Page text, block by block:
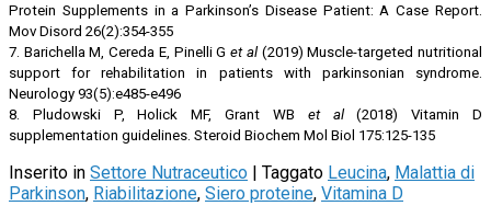
Protein Supplements in a Parkinson’s Disease Patient: A Case Report.
Mov Disord 26(2):354-355
7. Barichella M, Cereda E, Pinelli Get al(2019) Muscle-targeted nutritional
support for rehabilitation in patients with parkinsonian syndrome.
Neurology 93(5):e485-e496
8. Pludowski P, Holick MF, Grant WB et al(2018) Vitamin D
supplementation guidelines. Steroid Biochem Mol Biol 175:125-135
Inserito in Settore Nutraceutico Taggato Leucina, Malattia di
Parkinson, Riabilitazione, Siero proteine, Vitamina D